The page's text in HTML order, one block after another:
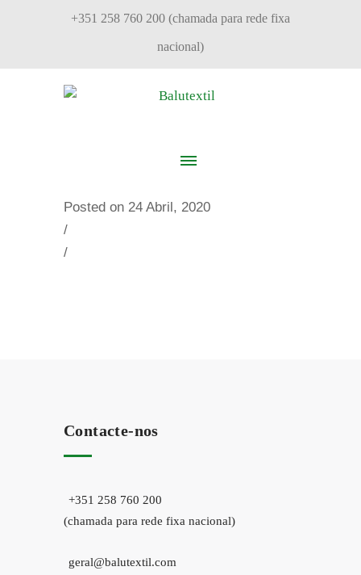
+351 258 760 200 (chamada para rede fixa
nacional)
Posted on 24 Abril, 2020
/
/
Contacte-nos
+351 258 760 200
(chamada para rede fixa nacional)
geral@balutextil.com